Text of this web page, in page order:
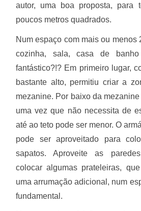
autor, uma boa proposta, para
poucos metros quadrados.
Num espaço com mais ou menos
cozinha, sala, casa de
fantástico?!? Em primeiro lugar,
bastante alto, permitiu criar a
mezanine. Por baixo da
uma vez que não necessita de
até ao teto pode ser menor. O
pode ser aproveitado para
sapatos. Aproveite as
colocar algumas prateleiras,
uma arrumação adicional, num
fundamental.